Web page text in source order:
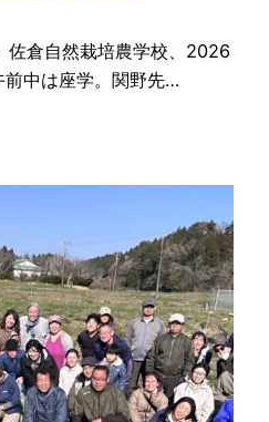
佐倉自然栽培農学校、2026
前中は座学。関野先…